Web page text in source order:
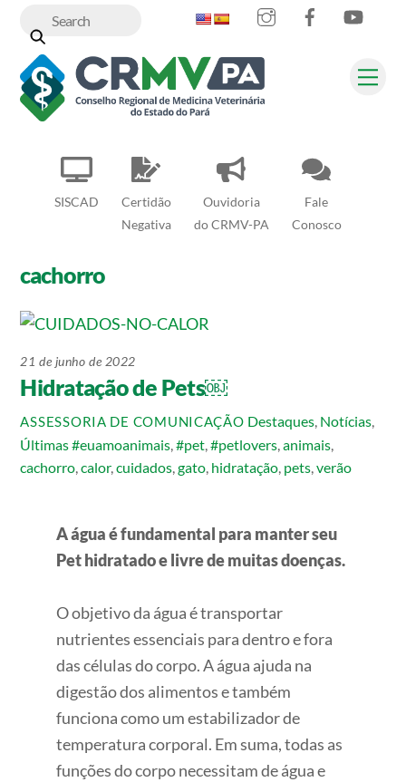
content
SISCAD
Certidão
Negativa
Ouvidoria
do CRMV-PA
Fale
Conosco
InstagramFacebook
cachorro
21 de junho de 2022
Hidratação de Pets￼
ASSESSORIA DE COMUNICAÇÃO Destaques, Notícias,
Últimas#euamoanimais,#pet,#petlovers,animais,
cachorro,calor,cuidados,gato, hidratação, pets,verão
A água é fundamental para manter seu
Pet hidratado e livre de muitas doenças.
O objetivo da água é transportar
nutrientes essenciais para dentro e fora
das células do corpo. A água ajuda na
digestão dos alimentos e também
funciona como um estabilizador de
temperatura corporal. Em suma, todas as
funções do corpo necessitam de água e